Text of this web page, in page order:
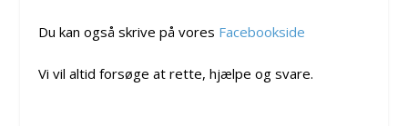
Du kan også skrive på vores Facebookside
Vi vil altid forsøge at rette, hjælpe og svare.